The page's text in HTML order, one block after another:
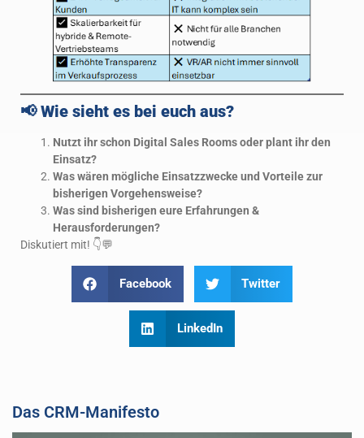
📢Wie sieht es bei euch aus?
Nutzt ihr schon Digital Sales Rooms oder plant ihr den
Einsatz?
Was wären mögliche Einsatzzwecke und Vorteile zur
bisherigen Vorgehensweise?
Was sind bisherigen eure Erfahrungen &
Herausforderungen?
Diskutiert mit! 👇💬
Facebook Twitter
LinkedIn
Das CRM-Manifesto